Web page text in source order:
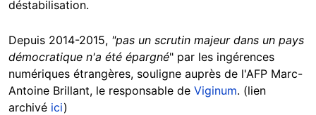
déstabilisation.
Depuis 2014-2015, "pas un scrutin majeur dans un pays
démocratique n'a été épargné" par les ingérences
numériques étrangères, souligne auprès de l'AFP Marc-
Antoine Brillant, le responsable de Viginum. (lien
archivé ici)